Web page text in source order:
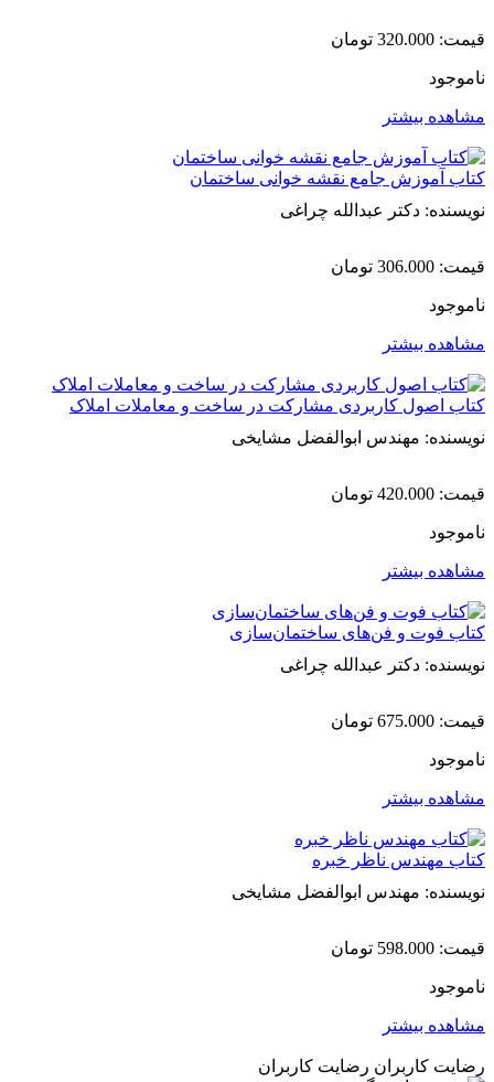
قیمت: 320.000 تومان
ناموجود
مشاهده بیشتر
کتاب آموزش جامع نقشه خوانی ساختمان
نویسنده: دکتر عبدالله چراغی
قیمت: 306.000 تومان
ناموجود
مشاهده بیشتر
کتاب اصول کاربردی مشارکت در ساخت و معاملات املاک
نویسنده: مهندس ابوالفضل مشایخی
قیمت: 420.000 تومان
ناموجود
مشاهده بیشتر
کتاب فوت و فن‌های ساختمان‌سازی
نویسنده: دکتر عبدالله چراغی
قیمت: 675.000 تومان
ناموجود
مشاهده بیشتر
کتاب مهندس ناظر خبره
نویسنده: مهندس ابوالفضل مشایخی
قیمت: 598.000 تومان
ناموجود
مشاهده بیشتر
رضایت کاربران رضایت کاربران